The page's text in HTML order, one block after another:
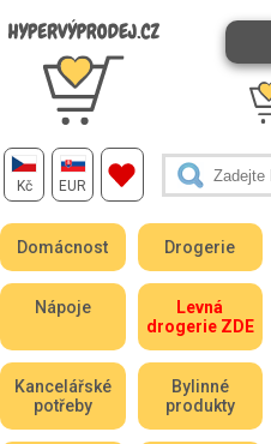
Kč EUR
Domácnost Drogerie
Nápoje
Levná
drogerie ZDE
Kancelářské
potřeby
Bylinné
produkty